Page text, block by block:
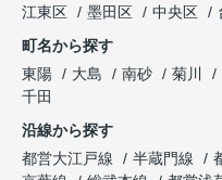
江東区
墨田区 中央区
町名から探す
東陽
大島 南砂 菊川
千田
沿線から探す
都営大江戸線
半蔵門線